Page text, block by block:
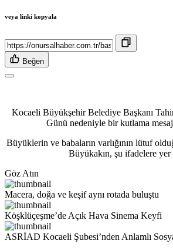
veya linki kopyala
Beğen
Kocaeli Büyükşehir Belediye Başkanı
Günü nedeniyle bir kutlama
Büyüklerin ve babaların varlığının lütuf
Büyükakın, şu ifadelere yer
Göz Atın
Macera, doğa ve keşif aynı rotada buluştu
Köşklüçeşme’de Açık Hava Sinema Keyfi
ASRİAD Kocaeli Şubesi’nden Anlamlı